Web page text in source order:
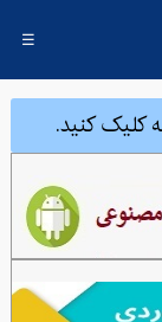
☰
کلیک کنید.